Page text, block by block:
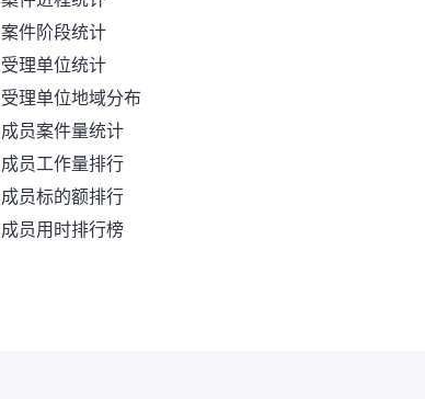
案件阶段统计
受理单位统计
受理单位地域分布
成员案件量统计
成员工作量排行
成员标的额排行
成员用时排行榜